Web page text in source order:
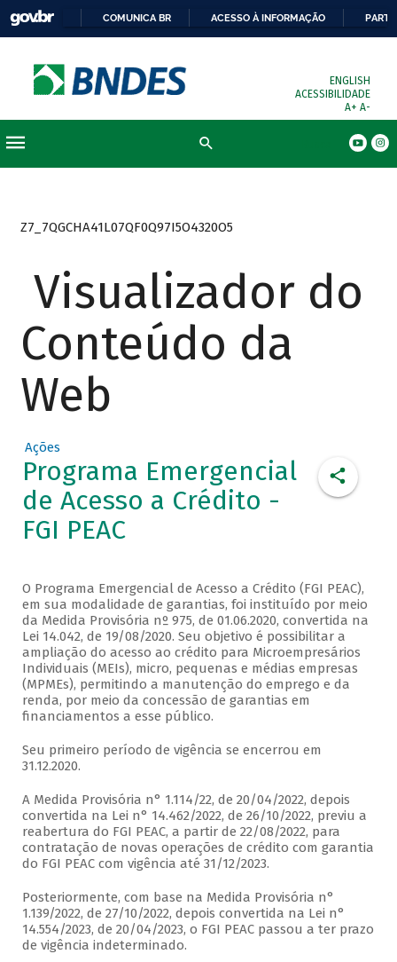
COMUNICA BR ACESSO À INFORMAÇÃO
ENGLISH
ACESSIBILIDADE
A+ A-
Z7_7QGCHA41L07QF0Q97I5O4320O5
Visualizador do
Conteúdo da
Web
Ações
Programa Emergencial
de Acesso a Crédito -
FGI PEAC
O Programa Emergencial de Acesso a Crédito (FGI PEAC),
em sua modalidade de garantias, foi instituído por meio
da Medida Provisória nº 975, de 01.06.2020, convertida na
Lei 14.042, de 19/08/2020. Seu objetivo é possibilitar a
ampliação do acesso ao crédito para Microempresários
Individuais (MEIs), micro, pequenas e médias empresas
(MPMEs), permitindo a manutenção do emprego e da
renda, por meio da concessão de garantias em
financiamentos a esse público.
Seu primeiro período de vigência se encerrou em
31.12.2020.
A Medida Provisória n° 1.114/22, de 20/04/2022, depois
convertida na Lei n° 14.462/2022, de 26/10/2022, previu a
reabertura do FGI PEAC, a partir de 22/08/2022, para
contratação de novas operações de crédito com garantia
do FGI PEAC com vigência até 31/12/2023.
Posteriormente, com base na Medida Provisória n°
1.139/2022, de 27/10/2022, depois convertida na Lei n°
14.554/2023, de 20/04/2023, o FGI PEAC passou a ter prazo
de vigência indeterminado.